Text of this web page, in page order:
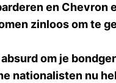
en Chevron
zinloos om te
om je
nationalisten nu